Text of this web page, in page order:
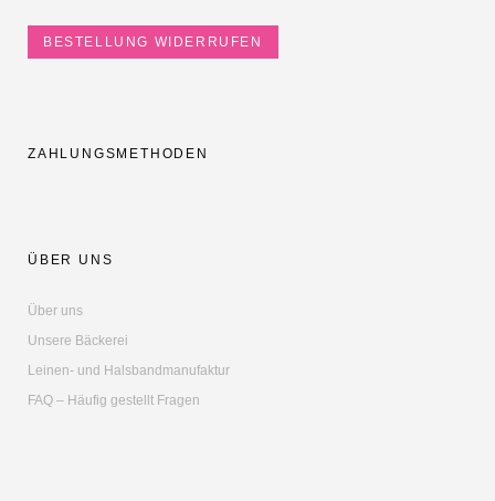
BESTELLUNG WIDERRUFEN
ZAHLUNGSMETHODEN
ÜBER UNS
Über uns
Unsere Bäckerei
Leinen- und Halsbandmanufaktur
FAQ – Häufig gestellt Fragen